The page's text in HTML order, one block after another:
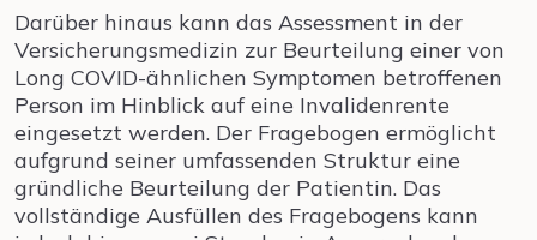
Darüber hinaus kann das Assessment in der
Versicherungsmedizin zur Beurteilung einer von
Long COVID-ähnlichen Symptomen betroffenen
Person im Hinblick auf eine Invalidenrente
eingesetzt werden. Der Fragebogen ermöglicht
aufgrund seiner umfassenden Struktur eine
gründliche Beurteilung der Patientin. Das
vollständige Ausfüllen des Fragebogens kann